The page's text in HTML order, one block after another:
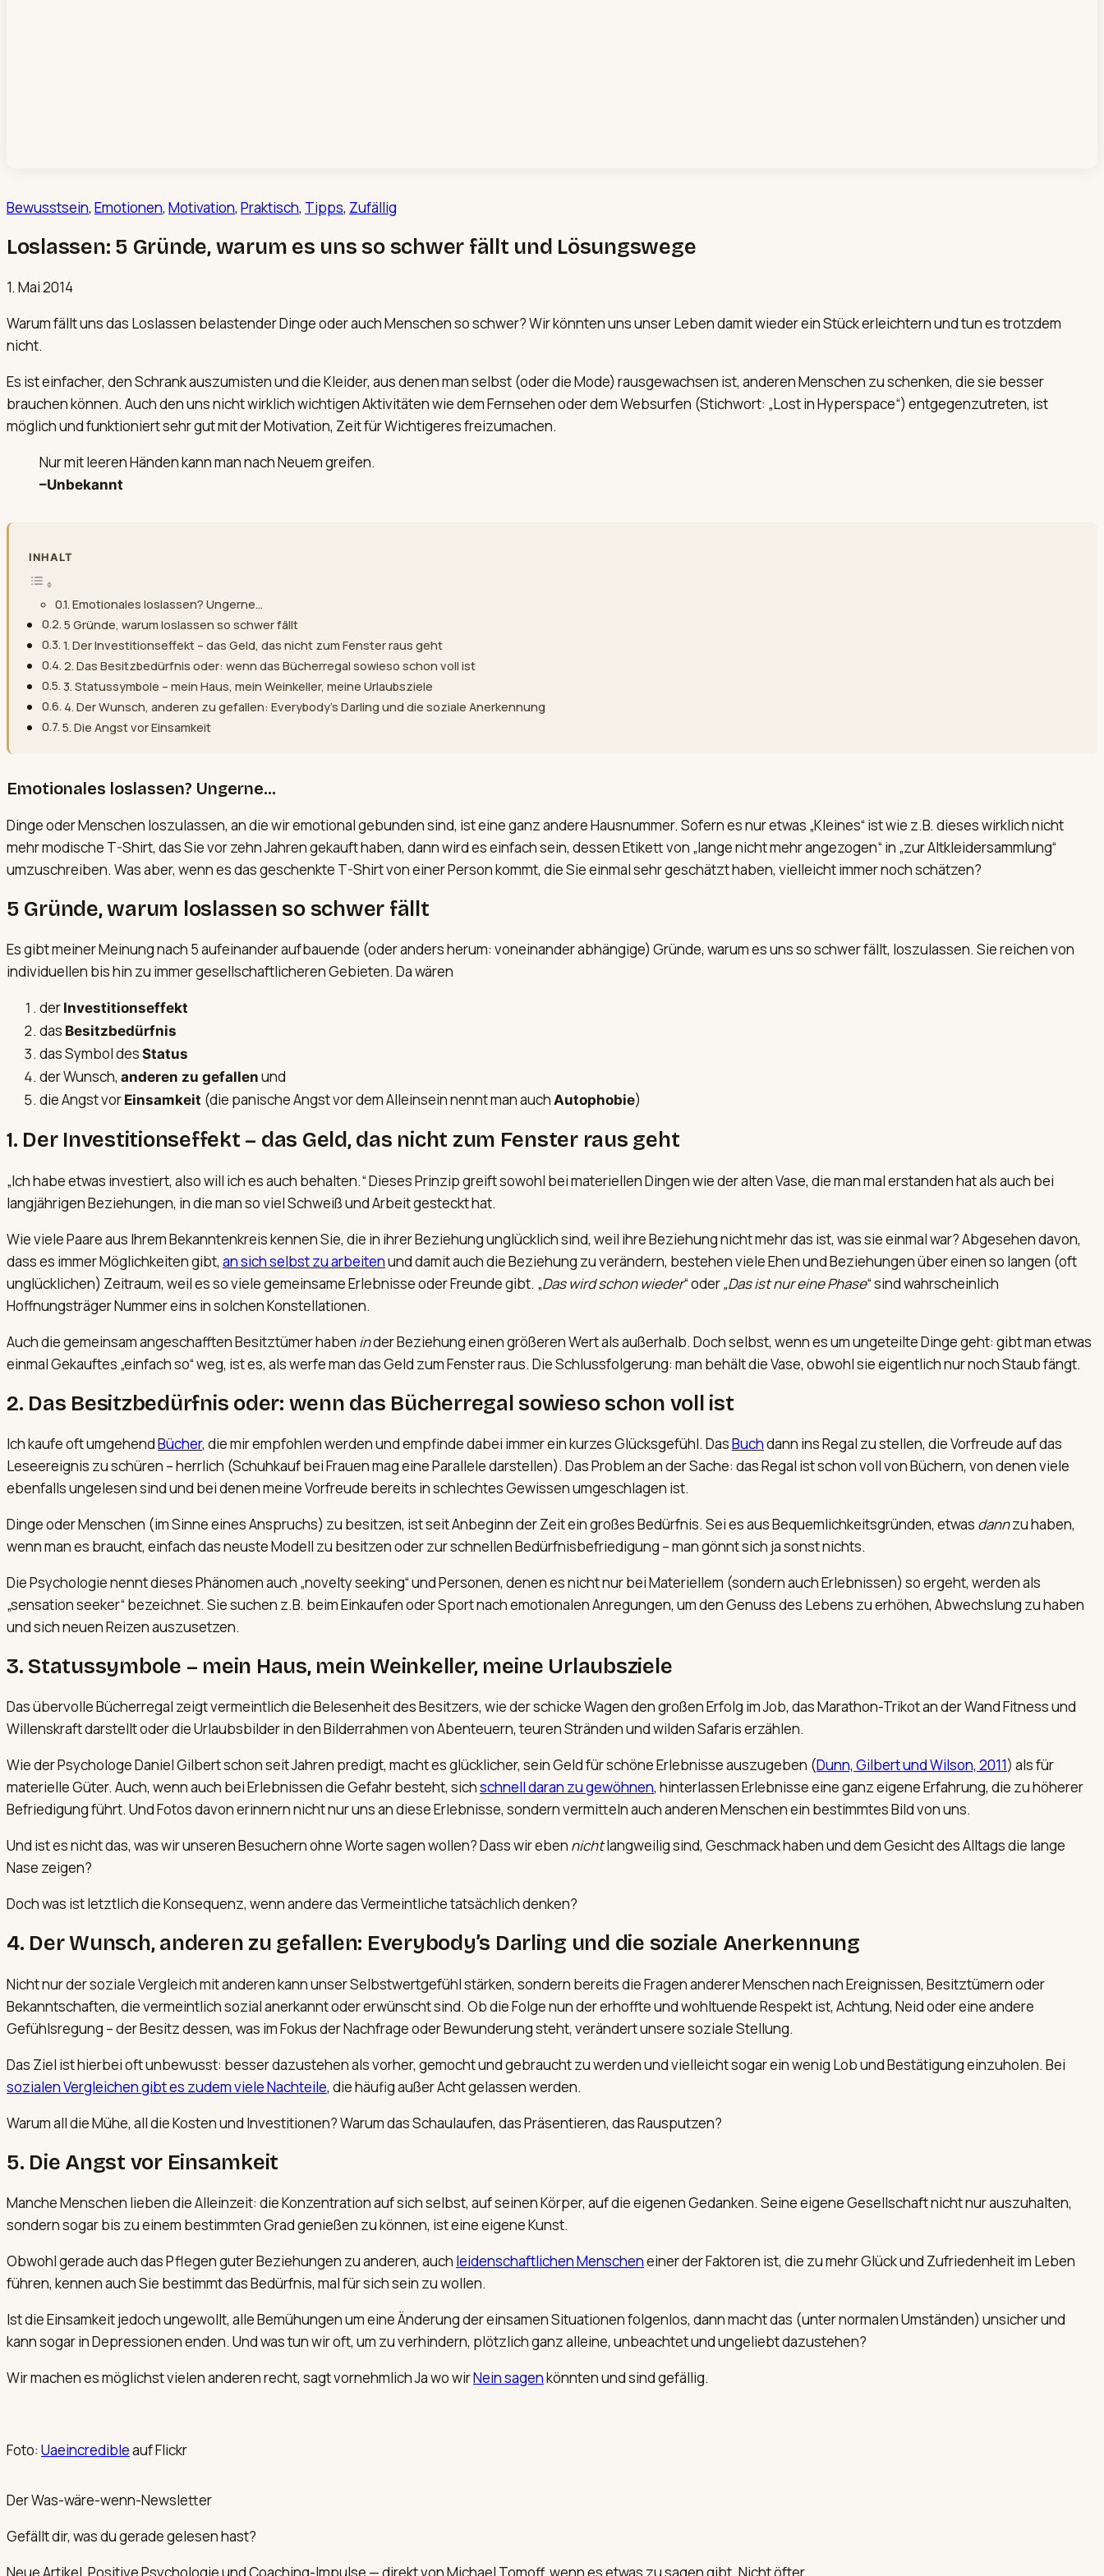
Bewusstsein, Emotionen, Motivation, Praktisch, Tipps, Zufällig
Loslassen: 5 Gründe, warum es uns so schwer fällt und Lösungswege
1. Mai 2014
Warum fällt uns das Loslassen belastender Dinge oder auch Menschen so schwer? Wir könnten uns unser Leben damit wieder ein Stück erleichtern und tun es trotzdem
nicht.
Es ist einfacher, den Schrank auszumisten und die Kleider, aus denen man selbst (oder die Mode) rausgewachsen ist, anderen Menschen zu schenken, die sie besser
brauchen können. Auch den uns nicht wirklich wichtigen Aktivitäten wie dem Fernsehen oder dem Websurfen (Stichwort: „Lost in Hyperspace“) entgegenzutreten, ist
möglich und funktioniert sehr gut mit der Motivation, Zeit für Wichtigeres freizumachen.
Nur mit leeren Händen kann man nach Neuem greifen.
–Unbekannt
INHALT
Emotionales loslassen? Ungerne…
5 Gründe, warum loslassen so schwer fällt
1. Der Investitionseffekt – das Geld, das nicht zum Fenster raus geht
2. Das Besitzbedürfnis oder: wenn das Bücherregal sowieso schon voll ist
3. Statussymbole – mein Haus, mein Weinkeller, meine Urlaubsziele
4. Der Wunsch, anderen zu gefallen: Everybody’s Darling und die soziale Anerkennung
5. Die Angst vor Einsamkeit
Emotionales loslassen? Ungerne…
Dinge oder Menschen loszulassen, an die wir emotional gebunden sind, ist eine ganz andere Hausnummer. Sofern es nur etwas „Kleines“ ist wie z.B. dieses wirklich nicht
mehr modische T-Shirt, das Sie vor zehn Jahren gekauft haben, dann wird es einfach sein, dessen Etikett von „lange nicht mehr angezogen“ in „zur Altkleidersammlung“
umzuschreiben. Was aber, wenn es das geschenkte T-Shirt von einer Person kommt, die Sie einmal sehr geschätzt haben, vielleicht immer noch schätzen?
5 Gründe, warum loslassen so schwer fällt
Es gibt meiner Meinung nach 5 aufeinander aufbauende (oder anders herum: voneinander abhängige) Gründe, warum es uns so schwer fällt, loszulassen. Sie reichen von
individuellen bis hin zu immer gesellschaftlicheren Gebieten. Da wären
der Investitionseffekt
das Besitzbedürfnis
das Symbol des Status
der Wunsch, anderen zu gefallen und
die Angst vor Einsamkeit (die panische Angst vor dem Alleinsein nennt man auch Autophobie)
1. Der Investitionseffekt – das Geld, das nicht zum Fenster raus geht
„Ich habe etwas investiert, also will ich es auch behalten.“ Dieses Prinzip greift sowohl bei materiellen Dingen wie der alten Vase, die man mal erstanden hat als auch bei
langjährigen Beziehungen, in die man so viel Schweiß und Arbeit gesteckt hat.
Wie viele Paare aus Ihrem Bekanntenkreis kennen Sie, die in ihrer Beziehung unglücklich sind, weil ihre Beziehung nicht mehr das ist, was sie einmal war? Abgesehen davon,
dass es immer Möglichkeiten gibt, an sich selbst zu arbeitenund damit auch die Beziehung zu verändern, bestehen viele Ehen und Beziehungen über einen so langen (oft
unglücklichen) Zeitraum, weil es so viele gemeinsame Erlebnisse oder Freunde gibt. „Das wird schon wieder“ oder„Das ist nur eine Phase“ sind wahrscheinlich
Hoffnungsträger Nummer eins in solchen Konstellationen.
Auch die gemeinsam angeschafften Besitztümer haben inder Beziehung einen größeren Wert als außerhalb. Doch selbst, wenn es um ungeteilte Dinge geht: gibt man etwas
einmal Gekauftes „einfach so“ weg, ist es, als werfe man das Geld zum Fenster raus. Die Schlussfolgerung: man behält die Vase, obwohl sie eigentlich nur noch Staub fängt.
2. Das Besitzbedürfnis oder: wenn das Bücherregal sowieso schon voll ist
Ich kaufe oft umgehendBücher, die mir empfohlen werden und empfinde dabei immer ein kurzes Glücksgefühl. DasBuchdann ins Regal zu stellen, die Vorfreude auf das
Leseereignis zu schüren – herrlich (Schuhkauf bei Frauen mag eine Parallele darstellen). Das Problem an der Sache: das Regal ist schon voll von Büchern, von denen viele
ebenfalls ungelesen sind und bei denen meine Vorfreude bereits in schlechtes Gewissen umgeschlagen ist.
Dinge oder Menschen (im Sinne eines Anspruchs) zu besitzen, ist seit Anbeginn der Zeit ein großes Bedürfnis. Sei es aus Bequemlichkeitsgründen, etwas dannzu haben,
wenn man es braucht, einfach das neuste Modell zu besitzen oder zur schnellen Bedürfnisbefriedigung – man gönnt sich ja sonst nichts.
Die Psychologie nennt dieses Phänomen auch „novelty seeking“ und Personen, denen es nicht nur bei Materiellem (sondern auch Erlebnissen) so ergeht, werden als
„sensation seeker“ bezeichnet. Sie suchen z.B. beim Einkaufen oder Sport nach emotionalen Anregungen, um den Genuss des Lebens zu erhöhen, Abwechslung zu haben
und sich neuen Reizen auszusetzen.
3. Statussymbole – mein Haus, mein Weinkeller, meine Urlaubsziele
Das übervolle Bücherregal zeigt vermeintlich die Belesenheit des Besitzers, wie der schicke Wagen den großen Erfolg im Job, das Marathon-Trikot an der Wand Fitness und
Willenskraft darstellt oder die Urlaubsbilder in den Bilderrahmen von Abenteuern, teuren Stränden und wilden Safaris erzählen.
Wie der Psychologe Daniel Gilbert schon seit Jahren predigt, macht es glücklicher, sein Geld für schöne Erlebnisse auszugeben (Dunn, Gilbert und Wilson, 2011) als für
materielle Güter. Auch, wenn auch bei Erlebnissen die Gefahr besteht, sichschnell daran zu gewöhnen, hinterlassen Erlebnisse eine ganz eigene Erfahrung, die zu höherer
Befriedigung führt. Und Fotos davon erinnern nicht nur uns an diese Erlebnisse, sondern vermitteln auch anderen Menschen ein bestimmtes Bild von uns.
Und ist es nicht das, was wir unseren Besuchern ohne Worte sagen wollen? Dass wir eben nichtlangweilig sind, Geschmack haben und dem Gesicht des Alltags die lange
Nase zeigen?
Doch was ist letztlich die Konsequenz, wenn andere das Vermeintliche tatsächlich denken?
4. Der Wunsch, anderen zu gefallen: Everybody’s Darling und die soziale Anerkennung
Nicht nur der soziale Vergleich mit anderen kann unser Selbstwertgefühl stärken, sondern bereits die Fragen anderer Menschen nach Ereignissen, Besitztümern oder
Bekanntschaften, die vermeintlich sozial anerkannt oder erwünscht sind. Ob die Folge nun der erhoffte und wohltuende Respekt ist, Achtung, Neid oder eine andere
Gefühlsregung – der Besitz dessen, was im Fokus der Nachfrage oder Bewunderung steht, verändert unsere soziale Stellung.
Das Ziel ist hierbei oft unbewusst: besser dazustehen als vorher, gemocht und gebraucht zu werden und vielleicht sogar ein wenig Lob und Bestätigung einzuholen. Bei
sozialen Vergleichen gibt es zudem viele Nachteile, die häufig außer Acht gelassen werden.
Warum all die Mühe, all die Kosten und Investitionen? Warum das Schaulaufen, das Präsentieren, das Rausputzen?
5. Die Angst vor Einsamkeit
Manche Menschen lieben die Alleinzeit: die Konzentration auf sich selbst, auf seinen Körper, auf die eigenen Gedanken. Seine eigene Gesellschaft nicht nur auszuhalten,
sondern sogar bis zu einem bestimmten Grad genießen zu können, ist eine eigene Kunst.
Obwohl gerade auch das Pflegen guter Beziehungen zu anderen, auch leidenschaftlichen Menscheneiner der Faktoren ist, die zu mehr Glück und Zufriedenheit im Leben
führen, kennen auch Sie bestimmt das Bedürfnis, mal für sich sein zu wollen.
Ist die Einsamkeit jedoch ungewollt, alle Bemühungen um eine Änderung der einsamen Situationen folgenlos, dann macht das (unter normalen Umständen) unsicher und
kann sogar in Depressionen enden. Und was tun wir oft, um zu verhindern, plötzlich ganz alleine, unbeachtet und ungeliebt dazustehen?
Wir machen es möglichst vielen anderen recht, sagt vornehmlich Ja wo wirNein sagenkönnten und sind gefällig.
Foto: Uaeincredibleauf Flickr
Der Was-wäre-wenn-Newsletter
Gefällt dir, was du gerade gelesen hast?
Neue Artikel, Positive Psychologie und Coaching-Impulse — direkt von Michael Tomoff, wenn es etwas zu sagen gibt. Nicht öfter.